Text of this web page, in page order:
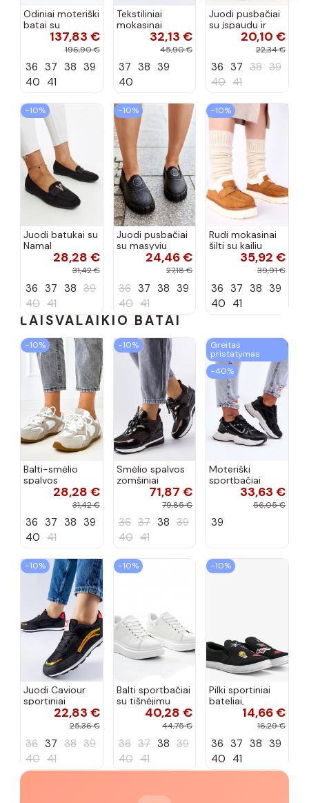
Odiniai moteriški
batai su
siūlėmis, pilies
tipo, Artiker
spalvos
137,83 €
196,90 €
36 37 38 39
40 41
Tekstiliniai
mokasinai
smėlio spalvos
32,13 €
45,90 €
37 38 39
40
Juodi pusbačiai
su įspaudu ir
kvadratiniu
priekiu Kerawa
20,10 €
22,34 €
36 37 38 39
40 41
−10%
Juodi batukai su
Namal
dekoracija28,28 €
31,42 €
36 37 38 39
40 41
−10%
Juodi pusbačiai
su masyviu
padu Teska24,46 €
27,18 €
36 37 38 39
40 41
−10%
Rudi mokasinai
šilti su kailiu
35,92 €
39,91 €
36 37 38 39
40 41
LAISVALAIKIO BATAI
−10%
Balti-smėlio
spalvos
sportiniai
Casey
28,28 €
31,42 €
36 37 38 39
40 41
−10%
Smėlio spalvos
zomšiniai
sportiniai
bateliai, „Karino"
71,87 €
79,85 €
36 37 38 39
40 41
Greitas
pristatymas
−40%
Moteriški
sportbačiai
juodos spalvos
33,63 €
56,05 €
39
−10%
Juodi Caviour
sportiniai
sportbačiai22,83 €
25,36 €
36 37 38 39
40 41
−10%
Balti sportbačiai
su tišnėjimu
Peyton40,28 €
44,75 €
36 37 38 39
40 41
−10%
Pilki sportiniai
bateliai,
„Justice"14,66 €
16,29 €
36 37 38 39
40 41